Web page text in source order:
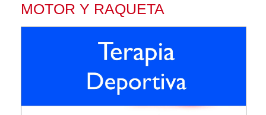
MOTOR Y RAQUETA